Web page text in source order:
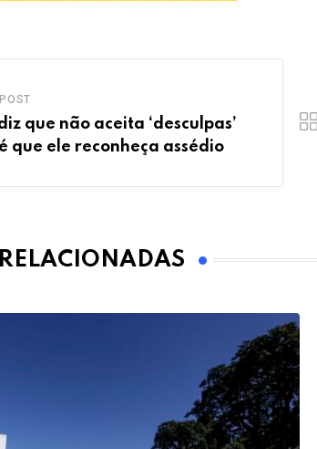
que não aceita ‘desculpas’
que ele reconheça assédio